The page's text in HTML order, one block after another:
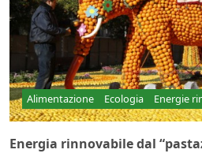
Alimentazione Ecologia Energie
Energia rinnovabile dal